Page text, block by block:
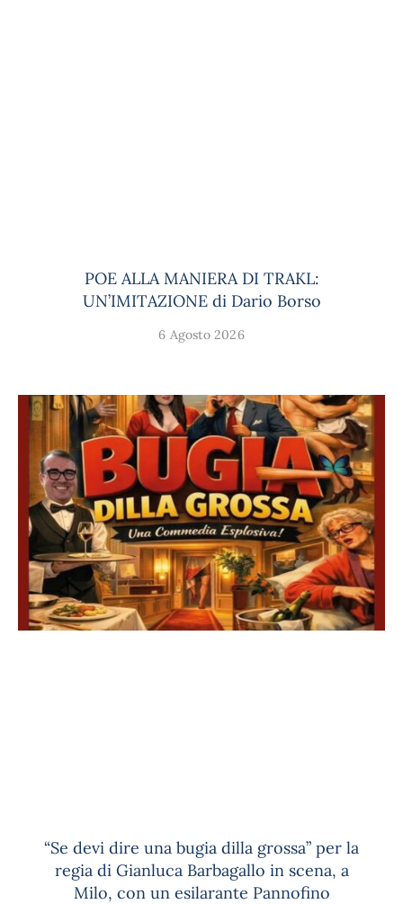
POE ALLA MANIERA DI TRAKL:
UN’IMITAZIONE di Dario Borso
6 Agosto 2026
“Se devi dire una bugia dilla grossa” per la
regia di Gianluca Barbagallo in scena, a
Milo, con un esilarante Pannofino